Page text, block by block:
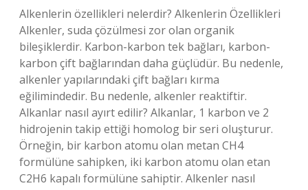
Alkenlerin özellikleri nelerdir? Alkenlerin Özellikleri
Alkenler, suda çözülmesi zor olan organik
bileşiklerdir. Karbon-karbon tek bağları, karbon-
karbon çift bağlarından daha güçlüdür. Bu nedenle,
alkenler yapılarındaki çift bağları kırma
eğilimindedir. Bu nedenle, alkenler reaktiftir.
Alkanlar nasıl ayırt edilir? Alkanlar, 1 karbon ve 2
hidrojenin takip ettiği homolog bir seri oluşturur.
Örneğin, bir karbon atomu olan metan CH4
formülüne sahipken, iki karbon atomu olan etan
C2H6 kapalı formülüne sahiptir. Alkenler nasıl